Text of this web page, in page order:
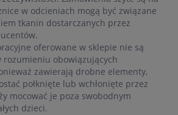
w odcieniach mogą być związane
tkanin dostarczanych przez
oferowane w sklepie nie są
rozumieniu obowiązujących
zawierają drobne elementy,
połknięte lub wchłonięte przez
mocować je poza swobodnym
dzieci.